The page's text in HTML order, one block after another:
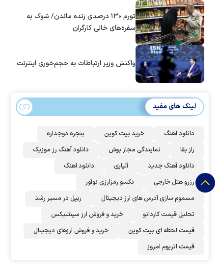
تورم ۱۳۰ درصدی زنده ماندن/ شوک به
سفره‌های خالی کارگران
واکنش وزیر ارتباطات به حجم‌خوری اینترنت
لینک های مفید
دانلود اهنگ خرید بیت کوین
پنجره دوجداره
راز بقا
نمایندگی مجاز بوش
دانلود آهنگ رز‌ موزیک
دانلود آهنگ جدید
آلپاری
دانلود اهنگ
رزرو هتل خارجی
نکسو رمزارزی نوآور
مسموم سازی آدرس های ارز دیجیتال
ریپل در مسیر رشد
تحلیل قیمت کاردانو
خرید و فروش ارز سینتتیکس
قیمت لحظه ای بیت کوین
خرید و فروش ارزهای دیجیتال
قیمت اتریوم امروز